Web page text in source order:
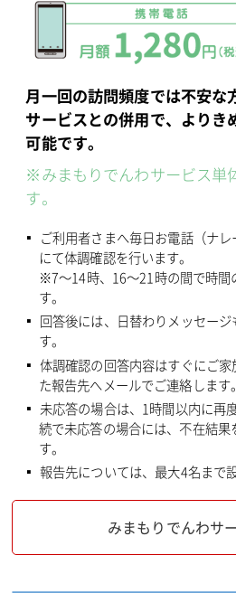
月一回の訪問頻度では不安な
サービスとの併用で、よりき
可能です。
※みまもりでんわサービス単
す。
ご利用者さまへ毎日お電話（ナ
にて体調確認を行います。
※7～14時、16～21時の間で時間
す。
回答後には、日替わりメッセー
す。
体調確認の回答内容はすぐにご
た報告先へメールでご連絡します。
未応答の場合は、1時間以内に再
続で未応答の場合には、不在結
す。
報告先については、最大4名まで
みまもりでんわサ